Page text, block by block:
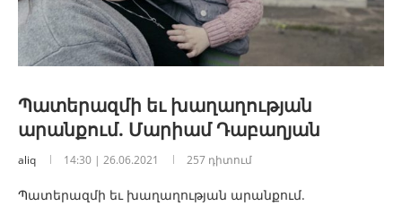
Պատերազմի եւ խաղաղության
արանքում. Մարիամ Դաբաղյան
aliq 14:30 | 26.06.2021 257 դիտում
Պատերազմի եւ խաղաղության արանքում.